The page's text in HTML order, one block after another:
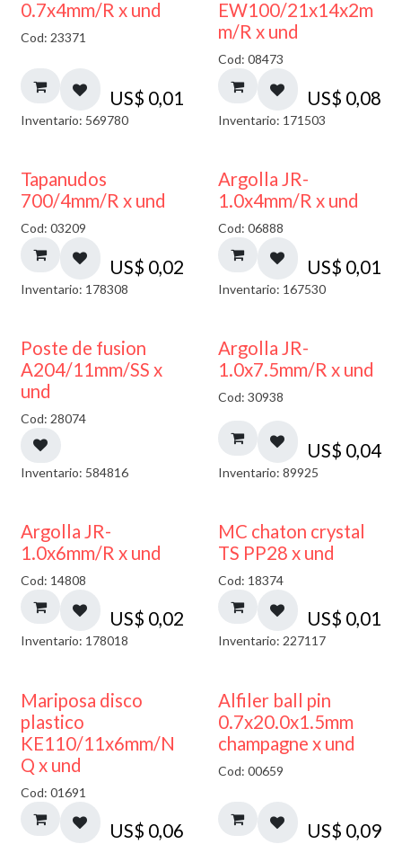
0.7x4mm/R x und
Cod: 23371
US$ 0,01
Inventario: 569780
EW100/21x14x2m
m/R x und
Cod: 08473
US$ 0,08
Inventario: 171503
Tapanudos
700/4mm/R x und
Cod: 03209
US$ 0,02
Inventario: 178308
Argolla JR-
1.0x4mm/R x und
Cod: 06888
US$ 0,01
Inventario: 167530
Poste de fusion
A204/11mm/SS x
und
Cod: 28074
Inventario: 584816
Argolla JR-
1.0x7.5mm/R x und
Cod: 30938
US$ 0,04
Inventario: 89925
Argolla JR-
1.0x6mm/R x und
Cod: 14808
US$ 0,02
Inventario: 178018
MC chaton crystal
TS PP28 x und
Cod: 18374
US$ 0,01
Inventario: 227117
Mariposa disco
plastico
KE110/11x6mm/N
Q x und
Cod: 01691
US$ 0,06
Alfiler ball pin
0.7x20.0x1.5mm
champagne x und
Cod: 00659
US$ 0,09